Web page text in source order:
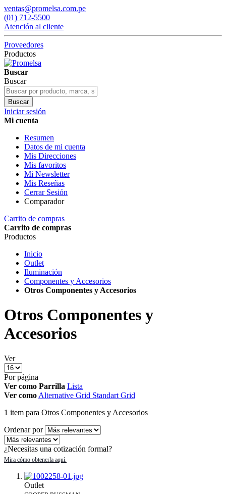
ventas@promelsa.com.pe
(01) 712-5500
Atención al cliente
Proveedores
Productos
Buscar
Buscar
Buscar
Iniciar sesión
Mi cuenta
Resumen
Datos de mi cuenta
Mis Direcciones
Mis favoritos
Mi Newsletter
Mis Reseñas
Cerrar Sesión
Comparador
Carrito de compras
Carrito de compras
Productos
Inicio
Outlet
Iluminación
Componentes y Accesorios
Otros Componentes y Accesorios
Otros Componentes y
Accesorios
Ver
Por página
Ver como Parrilla Lista
Ver como Alternative Grid Standart Grid
1 item para Otros Componentes y Accesorios
Ordenar por
¿Necesitas una cotización formal?
Outlet